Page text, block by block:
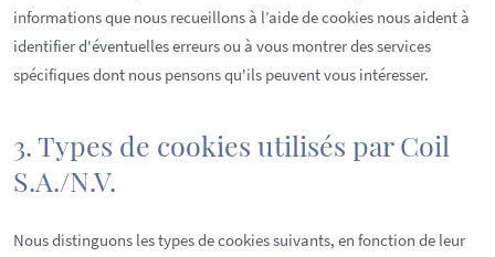
informations que nous recueillons à l’aide de cookies nous aident à
identifier d'éventuelles erreurs ou à vous montrer des services
spécifiques dont nous pensons qu'ils peuvent vous intéresser.
3. Types de cookies utilisés par Coil
S.A./N.V.
Nous distinguons les types de cookies suivants, en fonction de leur